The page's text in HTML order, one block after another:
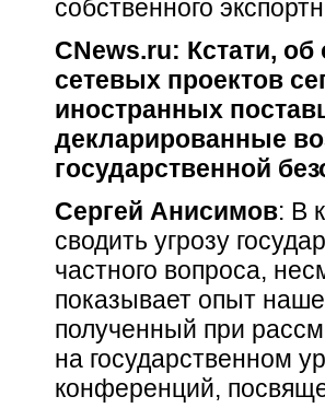
собственного
CNews.ru: Кстати,
сетевых проектов
иностранных
декларированные
государственной
Сергей Анисимов: В
сводить угрозу
частного вопроса,
показывает опыт
полученный при
на государственном
конференций,